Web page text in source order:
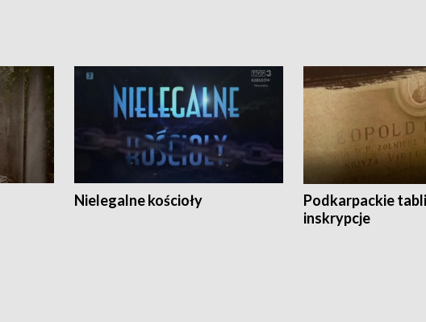
Nielegalne kościoły
Podkarpackie
inskrypcje